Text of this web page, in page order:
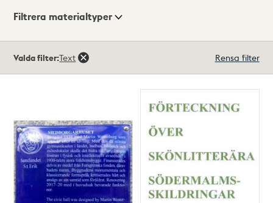
Visningsläge
Filtrera materialtyper
träffar
Valda filter:Text Rensa filter